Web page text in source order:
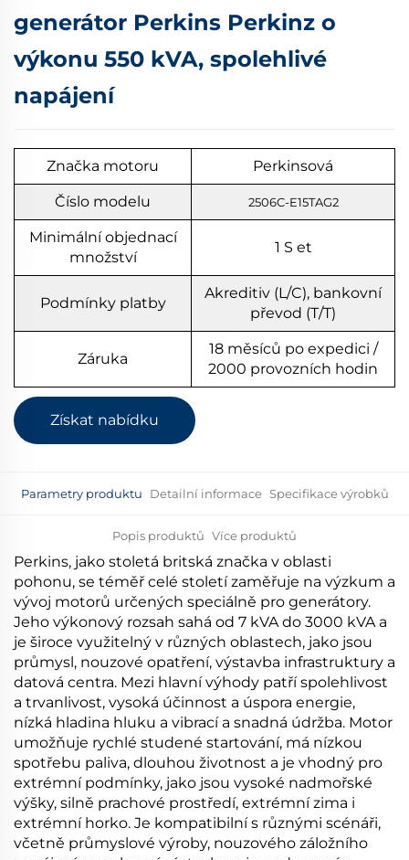
generátor Perkins Perkinz o
výkonu 550 kVA, spolehlivé
napájení
Značka motoru Perkinsová
Číslo modelu 2506C-E15TAG2
Minimální objednací
množství
1 S et
Podmínky platby
Akreditiv (L/C), bankovní
převod (T/T)
Záruka
18 měsíců po expedici /
2000 provozních hodin
Získat nabídku
Parametry produktu Detailní informace Specifikace výrobků
Popis produktů Více produktů
Perkins, jako stoletá britská značka v oblasti
pohonu, se téměř celé století zaměřuje na výzkum a
vývoj motorů určených speciálně pro generátory.
Jeho výkonový rozsah sahá od 7 kVA do 3000 kVA a
je široce využitelný v různých oblastech, jako jsou
průmysl, nouzové opatření, výstavba infrastruktury a
datová centra. Mezi hlavní výhody patří spolehlivost
a trvanlivost, vysoká účinnost a úspora energie,
nízká hladina hluku a vibrací a snadná údržba. Motor
umožňuje rychlé studené startování, má nízkou
spotřebu paliva, dlouhou životnost a je vhodný pro
extrémní podmínky, jako jsou vysoké nadmořské
výšky, silně prachové prostředí, extrémní zima i
extrémní horko. Je kompatibilní s různými scénáři,
včetně průmyslové výroby, nouzového záložního